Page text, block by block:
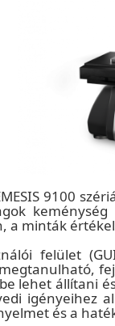
9100
a minták
felület
lehet állítani
igényeihez
és a